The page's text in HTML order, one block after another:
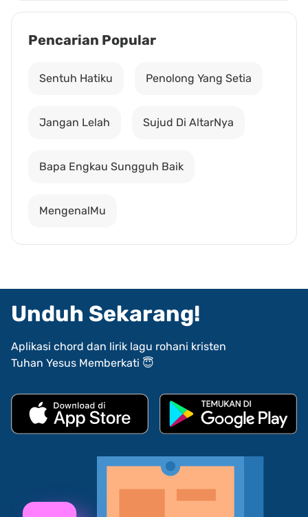
Pencarian Popular
Sentuh Hatiku Penolong Yang Setia
Jangan Lelah Sujud Di AltarNya
Bapa Engkau Sungguh Baik
MengenalMu
Unduh Sekarang!
Aplikasi chord dan lirik lagu rohani kristen
Tuhan Yesus Memberkati 😇